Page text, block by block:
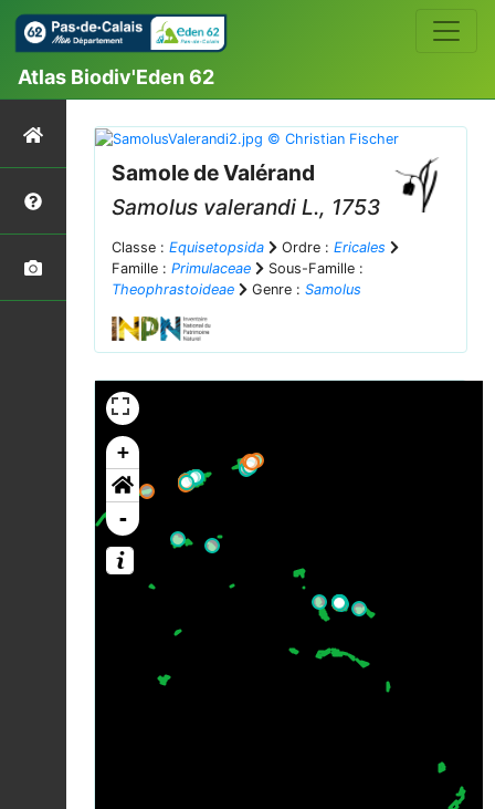
Atlas Biodiv'Eden 62
Samole de Valérand
Samolus valerandi L., 1753
Classe : Equisetopsida Ordre : Ericales
Famille : Primulaceae
Sous-Famille :
Theophrastoideae
Genre : Samolus
+
-